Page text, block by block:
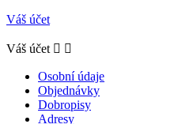
Váš účet
Váš účet  
Osobní údaje
Objednávky
Dobropisy
Adresy